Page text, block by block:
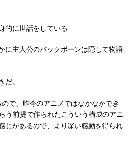
的に世話をしている
に主人公のバックボーンは隠して物語
だ。
で、昨今のアニメではなかなかでき
う前提で作られたこういう構成のアニ
じがあるので、より深い感動を得られ